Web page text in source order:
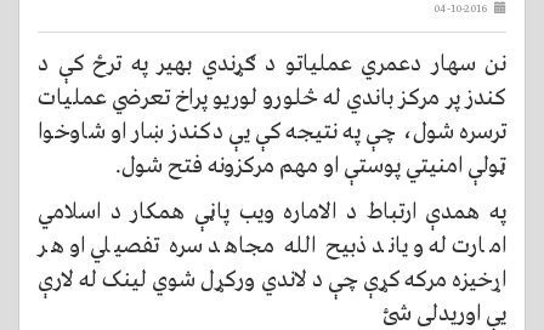
04-10-2016
نن سهار دعمري عملیاتو د ګړندي بهیر په ترځ کې د
کندز پر مرکز باندي له څلورو لوریو پراخ تعرضي عملیات
ترسره شول، چې په نتیجه کې یې دکندز ښار او شاوخوا
ټولې امنیتي پوستې او مهم مرکزونه فتح شول.
په همدې ارتباط د الاماره ویب پاڼې همکار د اسلامي
امارت له ویاند ذبیح الله مجاهد سره تفصیلي او هر
اړخیزه مرکه کړې چې د لاندي ورکړل شوي لینک له لارې
یې اوریدلی شئ